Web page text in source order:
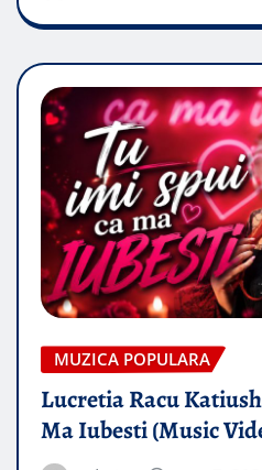
MUZICA POPULARA
Lucretia Racu
Ma Iubesti (Music